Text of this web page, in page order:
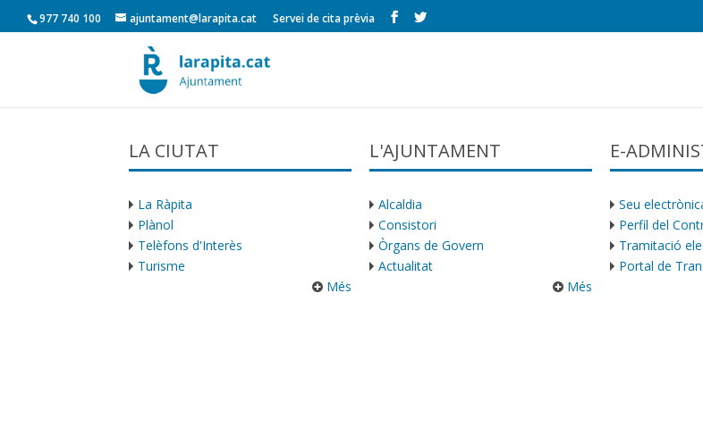
977 740 100 ajuntament@larapita.cat Servei de cita prèvia
LA CIUTAT
La Ràpita
Plànol
Telèfons d'Interès
Turisme
Més
L'AJUNTAMENT
Alcaldia
Consistori
Òrgans de Govern
Actualitat
Més
E-
Seu
Perfil del
Tramitació
Portal de